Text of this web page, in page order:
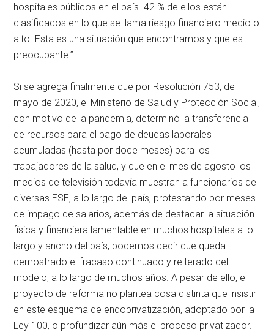
hospitales públicos en el país. 42 % de ellos están
clasificados en lo que se llama riesgo financiero medio o
alto. Esta es una situación que encontramos y que es
preocupante.”
Si se agrega finalmente que por Resolución 753, de
mayo de 2020, el Ministerio de Salud y Protección Social,
con motivo de la pandemia, determinó la transferencia
de recursos para el pago de deudas laborales
acumuladas (hasta por doce meses) para los
trabajadores de la salud, y que en el mes de agosto los
medios de televisión todavía muestran a funcionarios de
diversas ESE, a lo largo del país, protestando por meses
de impago de salarios, además de destacar la situación
física y financiera lamentable en muchos hospitales a lo
largo y ancho del país, podemos decir que queda
demostrado el fracaso continuado y reiterado del
modelo, a lo largo de muchos años. A pesar de ello, el
proyecto de reforma no plantea cosa distinta que insistir
en este esquema de endoprivatización, adoptado por la
Ley 100, o profundizar aún más el proceso privatizador.